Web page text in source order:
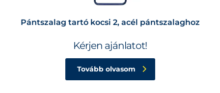
Pántszalag tartó kocsi 2, acél pántszalaghoz
Kérjen ajánlatot!
Tovább olvasom